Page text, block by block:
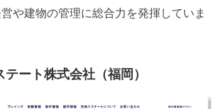
や建物の管理に総合力を発揮していま
テート株式会社（福岡）